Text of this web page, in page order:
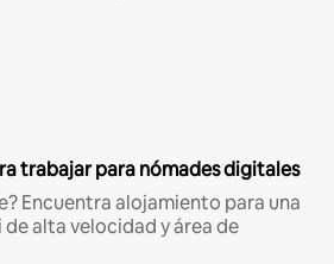
trabajar para nómades digitales
Encuentra alojamiento para una
alta velocidad y área de